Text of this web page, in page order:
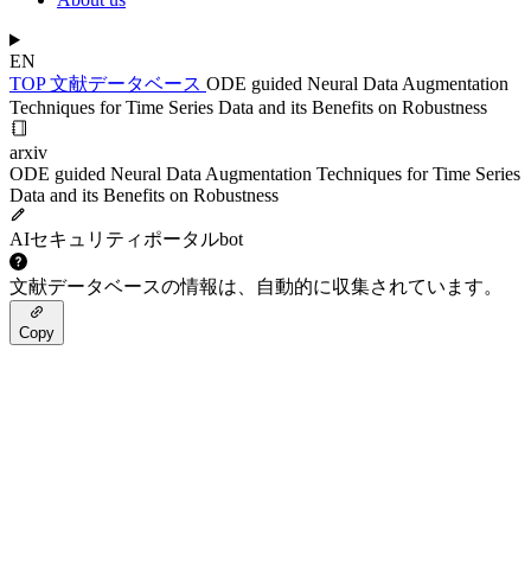
EN
TOP文献データベース ODE guided Neural Data Augmentation
Techniques for Time Series Data and its Benefits on Robustness
arxiv
ODE guided Neural Data Augmentation Techniques for Time Series
Data and its Benefits on Robustness
AIセキュリティポータルbot
文献データベースの情報は、自動的に収集されています。
Copy